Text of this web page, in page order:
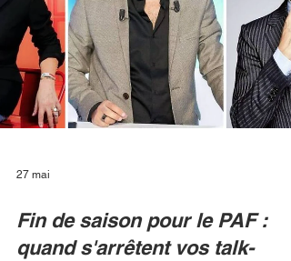
a tenu à répondre fermement aux récentes
de Cyril Hanouna. L'animateur star de W9 s'était
en effet moqué de la célébration des « 1% de
d'audience » par les équipes du canal 18.
STEVENS TOMAS/ABACA Loin de se démonter,
dirigeant a